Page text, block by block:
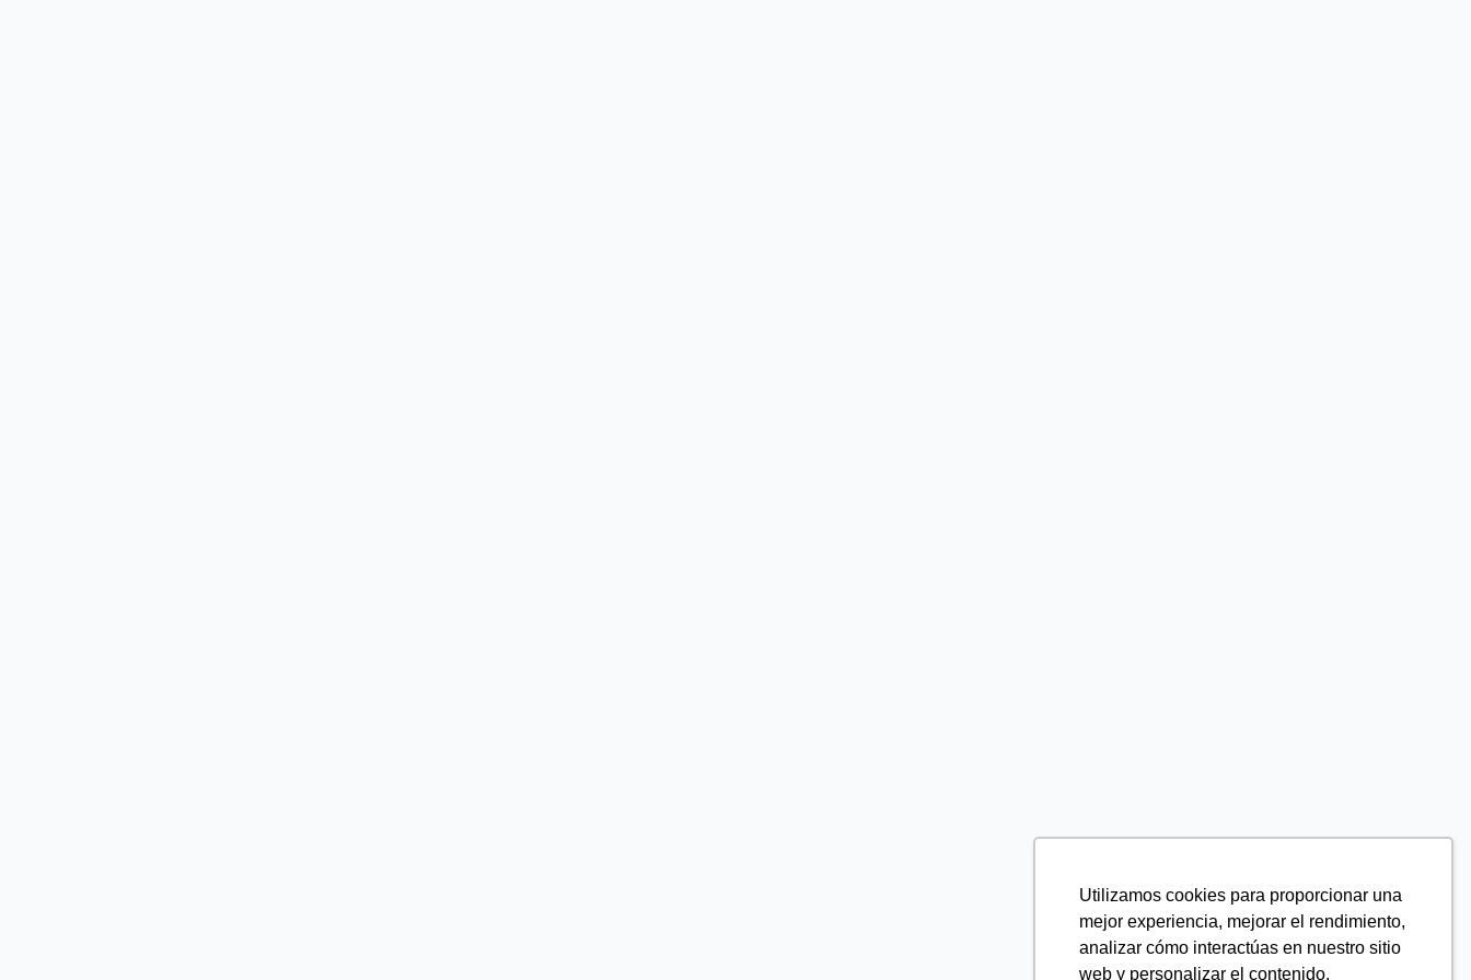
Utilizamos cookies para proporcionar una
mejor experiencia, mejorar el rendimiento,
analizar cómo interactúas en nuestro sitio
web y personalizar el contenido.